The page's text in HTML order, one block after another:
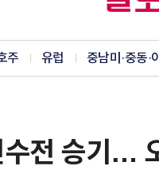
주 유럽 중남미·중동·
전 승기…